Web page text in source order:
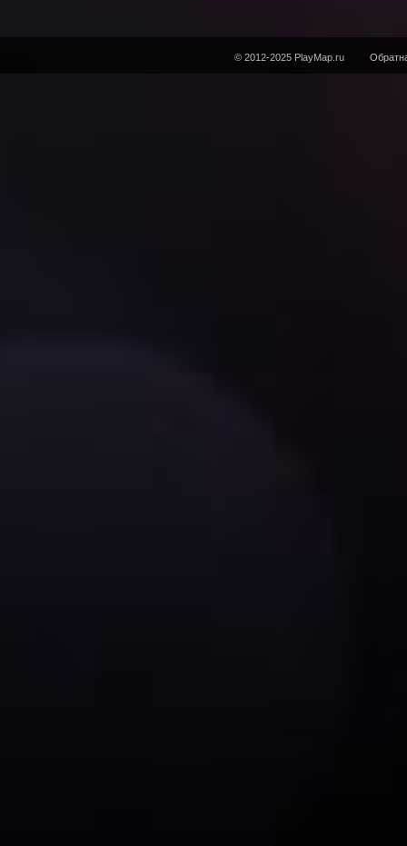
© 2012-2025 PlayMap.ru